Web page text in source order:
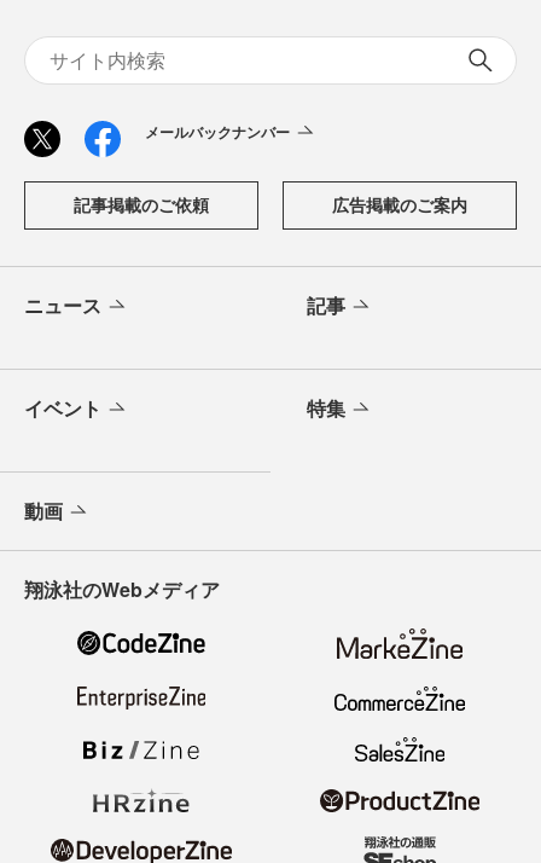
メールバックナンバー
記事掲載のご依頼 広告掲載のご案内
ニュース 記事
イベント 特集
動画
翔泳社のWebメディア